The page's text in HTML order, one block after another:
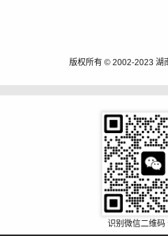
版权所有 © 2002-2023 湖
识别微信二维码